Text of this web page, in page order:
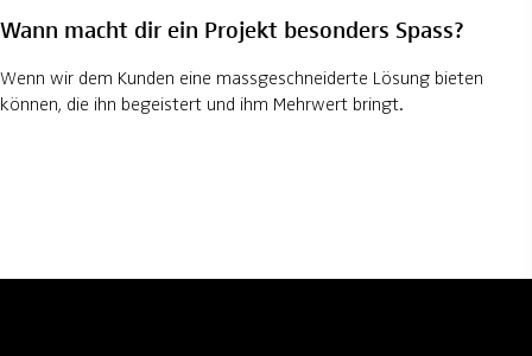
Wann macht dir ein Projekt besonders Spass?
Wenn wir dem Kunden eine massgeschneiderte Lösung bieten
können, die ihn begeistert und ihm Mehrwert bringt.